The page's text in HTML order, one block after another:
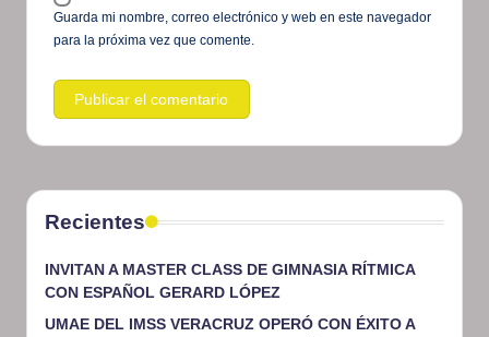
Guarda mi nombre, correo electrónico y web en este navegador
para la próxima vez que comente.
Recientes
INVITAN A MASTER CLASS DE GIMNASIA RÍTMICA
CON ESPAÑOL GERARD LÓPEZ
UMAE DEL IMSS VERACRUZ OPERÓ CON ÉXITO A